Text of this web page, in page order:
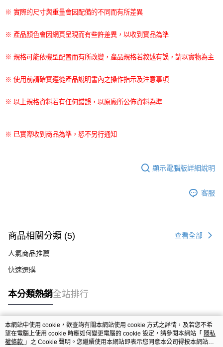
※ 實際的尺寸與重量會因配備的不同而有所差異
※ 產品顏色會因網頁呈現而有些許差異，以收到實品為準
※ 規格可能依機型配置而有所改變，產品規格若敘述有誤，請以實物為主
※ 使用前請確實遵從產品說明書內之操作指示及注意事項
※ 以上規格資料若有任何錯誤，以原廠所公佈資料為準
※ 已實際收到商品為準，恕不另行通知
顯示電腦版詳細說明
客服
商品相關分類 (5) 查看全部
人氣商品推薦
快速選購
本分類熱銷全站排行
熱門標籤
本網站中使用 cookie，欲查詢有關本網站使用 cookie 方式之詳情，及若您不希
望在電腦上使用 cookie 時應如何變更電腦的 cookie 設定，請參閱本網站「 隱私
權條款 」之 Cookie 聲明。您繼續使用本網站即表示您同意本公司得按本網站使